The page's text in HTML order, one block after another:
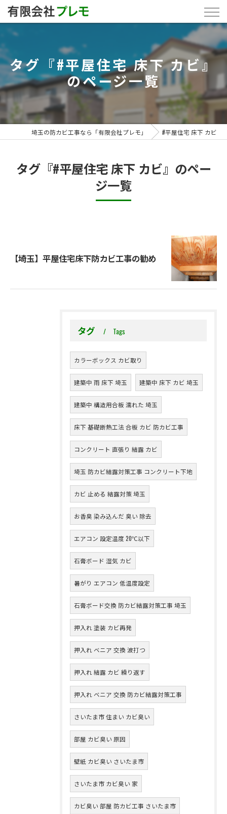
タグ『#平屋住宅 床下 カビ』
のページ一覧
埼玉の防カビ工事なら「有限会社プレモ」 #平屋住宅 床下 カビ
タグ『#平屋住宅 床下 カビ』のペー
ジ一覧
【埼玉】平屋住宅床下防カビ工事の勧め
タグ Tags
カラーボックス カビ取り
建築中 雨 床下 埼玉 建築中 床下 カビ 埼玉
建築中 構造用合板 濡れた 埼玉
床下 基礎断熱工法 合板 カビ 防カビ工事
コンクリート 直張り 結露 カビ
埼玉 防カビ結露対策工事 コンクリート下地
カビ 止める 結露対策 埼玉
お香臭 染み込んだ 臭い 除去
エアコン 設定温度 20℃以下
石膏ボード 湿気 カビ
暑がり エアコン 低温度設定
石膏ボード交換 防カビ結露対策工事 埼玉
押入れ 塗装 カビ再発
押入れ ベニア 交換 波打つ
押入れ 結露 カビ 繰り返す
押入れ ベニア 交換 防カビ結露対策工事
さいたま市 住まい カビ臭い
部屋 カビ臭い 原因
壁紙 カビ臭い さいたま市
さいたま市 カビ臭い 家
カビ臭い 部屋 防カビ工事 さいたま市